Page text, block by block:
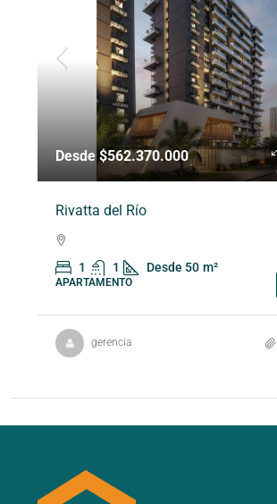
Desde $562.370.000
Rivatta del Río
1 1 Desde 50 m²
APARTAMENTO
gerencia